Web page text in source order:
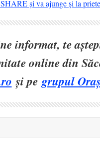
și va ajunge și la
informat, te
online din
și pegrupul